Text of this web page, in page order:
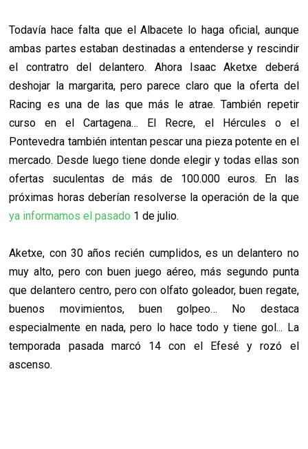
Todavía hace falta que el Albacete lo haga oficial, aunque
ambas partes estaban destinadas a entenderse y rescindir
el contratro del delantero. Ahora Isaac Aketxe deberá
deshojar la margarita, pero parece claro que la oferta del
Racing es una de las que más le atrae. También repetir
curso en el Cartagena… El Recre, el Hércules o el
Pontevedra también intentan pescar una pieza potente en el
mercado. Desde luego tiene donde elegir y todas ellas son
ofertas suculentas de más de 100.000 euros. En las
próximas horas deberían resolverse la operación de la que
ya informamos el pasado 1 de julio.
Aketxe, con 30 años recién cumplidos, es un delantero no
muy alto, pero con buen juego aéreo, más segundo punta
que delantero centro, pero con olfato goleador, buen regate,
buenos movimientos, buen golpeo… No destaca
especialmente en nada, pero lo hace todo y tiene gol... La
temporada pasada marcó 14 con el Efesé y rozó el
ascenso.